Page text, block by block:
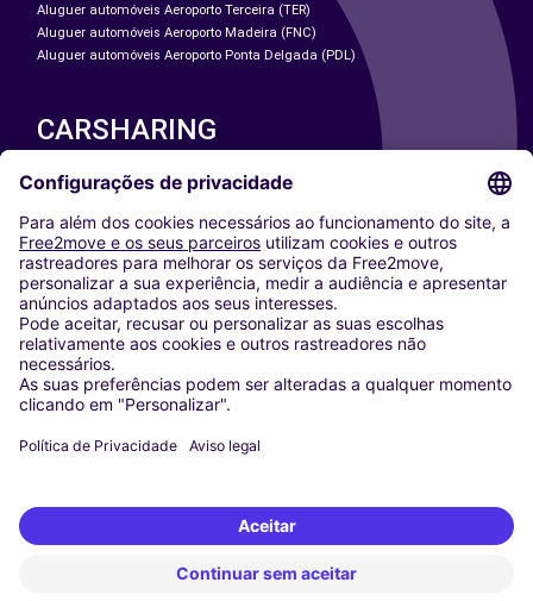
Aluguer automóveis Aeroporto Terceira (TER)
Aluguer automóveis Aeroporto Madeira (FNC)
Aluguer automóveis Aeroporto Ponta Delgada (PDL)
CARSHARING
NOSSAS CIDADES
Washington DC
Milan
Rome
Turin
Vienna
Berlin
Cologne
Dusseldorf
Frankfurt
Munich